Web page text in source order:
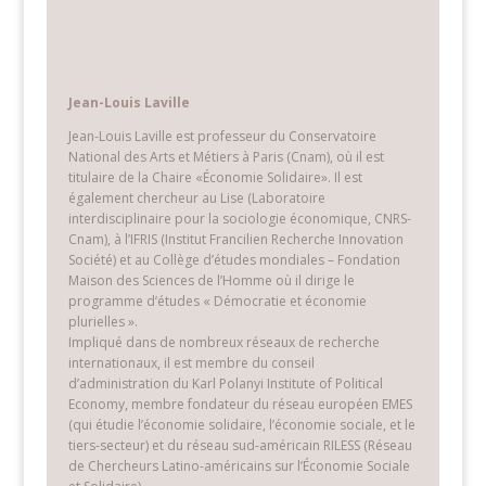
Jean-Louis Laville
Jean-Louis Laville est professeur du Conservatoire
National des Arts et Métiers à Paris (Cnam), où il est
titulaire de la Chaire «Économie Solidaire». Il est
également chercheur au Lise (Laboratoire
interdisciplinaire pour la sociologie économique, CNRS-
Cnam), à l’IFRIS (Institut Francilien Recherche Innovation
Société) et au Collège d’études mondiales – Fondation
Maison des Sciences de l’Homme où il dirige le
programme d’études « Démocratie et économie
plurielles ».
Impliqué dans de nombreux réseaux de recherche
internationaux, il est membre du conseil
d’administration du Karl Polanyi Institute of Political
Economy, membre fondateur du réseau européen EMES
(qui étudie l’économie solidaire, l’économie sociale, et le
tiers-secteur) et du réseau sud-américain RILESS (Réseau
de Chercheurs Latino-américains sur l’Économie Sociale